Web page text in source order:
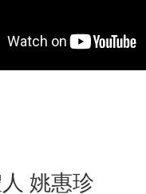
姚惠珍